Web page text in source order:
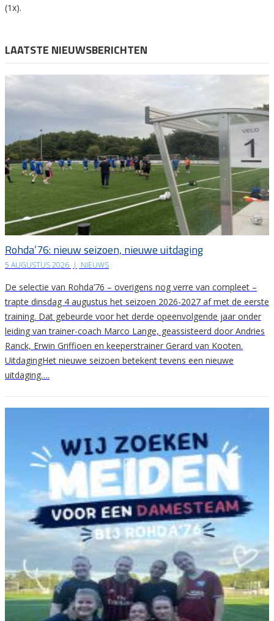
(1x).
LAATSTE NIEUWSBERICHTEN
Rohda’76: nieuw seizoen, nieuwe uitdaging
5 AUGUSTUS 2026 | NIEUWS
De selectie van Rohda’76 – overigens nog verre van compleet –
trapte dinsdag 4 augustus het seizoen 2026-2027 af met de eerste
training. Dat gebeurde voor het derde opeenvolgende jaar onder
leiding van trainer-coach Marco Lange, geassisteerd door Andries
Ranck, Erwin Griffioen en keeperstrainer Gerard van Kooten.
UitdagingHet nieuwe seizoen betekent tevens een nieuwe
uitdaging….